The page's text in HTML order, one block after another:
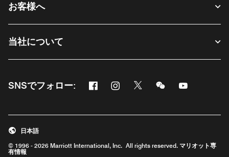
お客様へ
当社について
SNSでフォロー: Facebook
新しいウィンドウで開く
Instagram
新しいウィンドウで開く
Twitter
新しいウィンドウで開く
Messenger
新しいウィンドウ
新しいウィ
© 1996 - 2026 Marriott International, Inc. All rights reserved. マリオット専
有情報
日本語